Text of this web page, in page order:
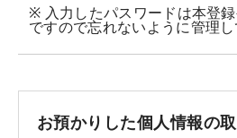
※ 入力したパスワードは本登
ですので忘れないように管理し
お預かりした個人情報の